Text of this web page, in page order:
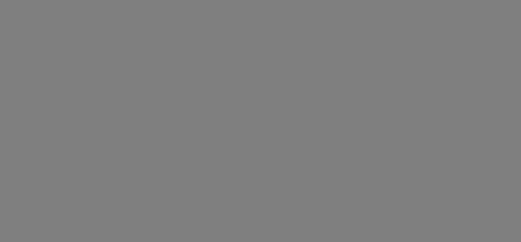
für Sie optimieren können, den Inhalt auf unserer Website aber
für Sie zu gestalten. Bitte beachten Sie, dass Daten hierfür
übertragen werden.